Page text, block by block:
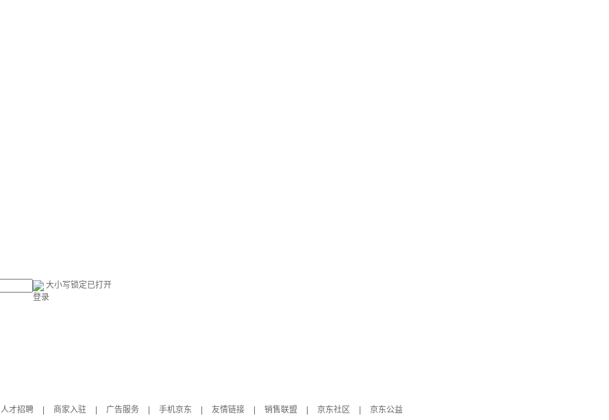
大小写锁定已打开
登录
人才招聘 商家入驻 广告服务 手机京东 友情链接 销售联盟 京东社区
京东公益